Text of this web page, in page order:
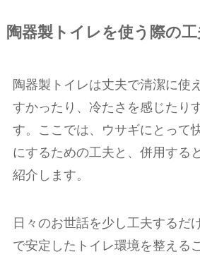
陶器製トイレを使う際の
陶器製トイレは丈夫で清潔に使
すかったり、冷たさを感じたり
す。ここでは、ウサギにとって
にするための工夫と、併用する
紹介します。
日々のお世話を少し工夫するだ
で安定したトイレ環境を整える